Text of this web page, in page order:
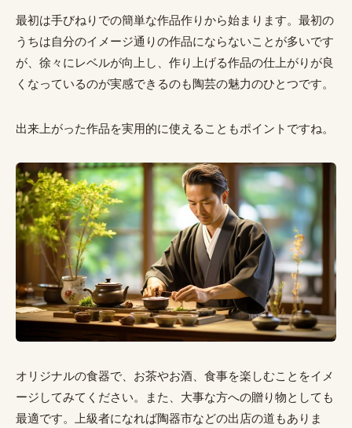
最初は手びねりでの簡単な作品作りから始まります。最初の
うちは自分のイメージ通りの作品にならないことが多いです
が、徐々にレベルが向上し、作り上げる作品の仕上がりが良
くなっているのが実感できるのも陶芸の魅力のひとつです。
出来上がった作品を実用的に使えることもポイントですね。
オリジナルの食器で、お茶やお酒、食事を楽しむことをイメ
ージしてみてください。また、大事な方への贈り物としても
最適です。上級者になれば陶器市などの出店の道もありま